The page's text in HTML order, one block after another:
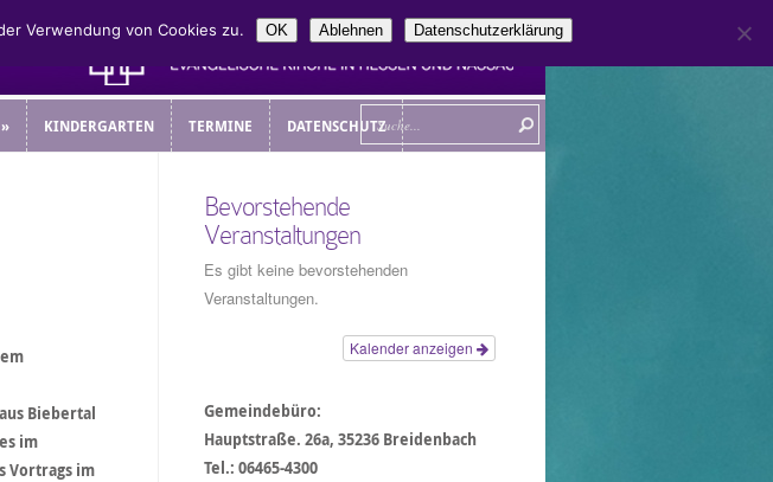
» KINDERGARTEN TERMINE DATENSCHUTZ
Biebertal
im
Vortrags im
Bevorstehende
Veranstaltungen
Es gibt keine bevorstehenden
Veranstaltungen.
Kalender anzeigen
Gemeindebüro:
Hauptstraße. 26a, 35236 Breidenbach
Tel.: 06465-4300
Verwendung von Cookies zu. OK Ablehnen Datenschutzerklärung